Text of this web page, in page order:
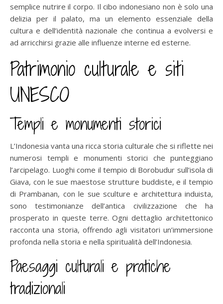
semplice nutrire il corpo. Il cibo indonesiano non è solo una
delizia per il palato, ma un elemento essenziale della
cultura e dell’identità nazionale che continua a evolversi e
ad arricchirsi grazie alle influenze interne ed esterne.
Patrimonio culturale e siti
UNESCO
Templi e monumenti storici
L’Indonesia vanta una ricca storia culturale che si riflette nei
numerosi templi e monumenti storici che punteggiano
l’arcipelago. Luoghi come il tempio di Borobudur sull’isola di
Giava, con le sue maestose strutture buddiste, e il tempio
di Prambanan, con le sue sculture e architettura induista,
sono testimonianze dell’antica civilizzazione che ha
prosperato in queste terre. Ogni dettaglio architettonico
racconta una storia, offrendo agli visitatori un’immersione
profonda nella storia e nella spiritualità dell’Indonesia.
Paesaggi culturali e pratiche
tradizionali